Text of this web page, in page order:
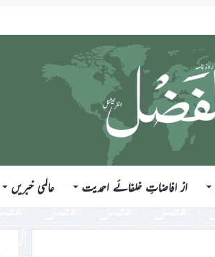
از افاضاتِ خلفائے احمدیت عالمی خبریں